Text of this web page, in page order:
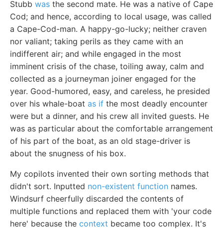
Stubb was the second mate. He was a native of Cape
Cod; and hence, according to local usage, was called
a Cape-Cod-man. A happy-go-lucky; neither craven
nor valiant; taking perils as they came with an
indifferent air; and while engaged in the most
imminent crisis of the chase, toiling away, calm and
collected as a journeyman joiner engaged for the
year. Good-humored, easy, and careless, he presided
over his whale-boat as if the most deadly encounter
were but a dinner, and his crew all invited guests. He
was as particular about the comfortable arrangement
of his part of the boat, as an old stage-driver is
about the snugness of his box.
My copilots invented their own sorting methods that
didn't sort. Inputted non-existent function names.
Windsurf cheerfully discarded the contents of
multiple functions and replaced them with 'your code
here' because the context became too complex. It's